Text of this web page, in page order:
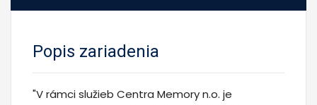
Popis zariadenia
"V rámci služieb Centra Memory n.o. je